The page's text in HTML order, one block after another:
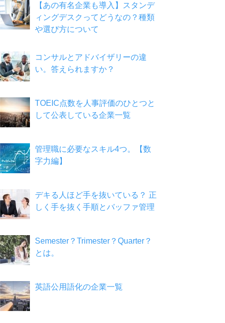
【あの有名企業も導入】スタンデ
ィングデスクってどうなの？種類
や選び方について
コンサルとアドバイザリーの違
い。答えられますか？
TOEIC点数を人事評価のひとつと
して公表している企業一覧
管理職に必要なスキル4つ。【数
字力編】
デキる人ほど手を抜いている？ 正
しく手を抜く手順とバッファ管理
Semester？Trimester？Quarter？
とは。
英語公用語化の企業一覧